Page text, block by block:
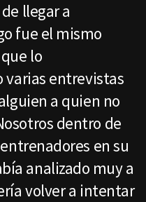
llegar a
fue el mismo
lo
varias entrevistas
a quien no
dentro de
en su
analizado muy a
volver a intentar